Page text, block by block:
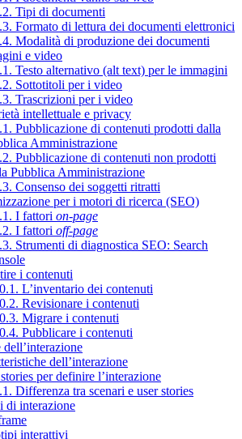
Tipi di documenti
Formato di lettura dei documenti elettronici
Modalità di produzione dei documenti
e video
Testo alternativo (alt text) per le immagini
Sottotitoli per i video
Trascrizioni per i video
intellettuale e privacy
Pubblicazione di contenuti prodotti dalla
Amministrazione
Pubblicazione di contenuti non prodotti
Pubblica Amministrazione
Consenso dei soggetti ritratti
per i motori di ricerca (SEO)
I fattori on-page
I fattori off-page
Strumenti di diagnostica SEO: Search
i contenuti
L’inventario dei contenuti
Revisionare i contenuti
Migrare i contenuti
Pubblicare i contenuti
dell’interazione
dell’interazione
per definire l’interazione
Differenza tra scenari e user stories
di interazione
interattivi